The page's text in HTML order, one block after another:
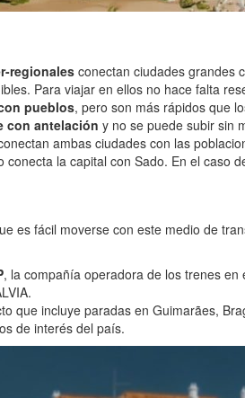
regionalesconectan ciudades grandes
Para viajar en ellos no hace falta
pueblos, pero son más rápidos que
con antelación y no se puede subir sin
ambas ciudades con las
la capital con Sado. En el caso
es fácil moverse con este medio de
, la compañía operadora de los trenes
que incluye paradas en Guimarães,
de interés del país.